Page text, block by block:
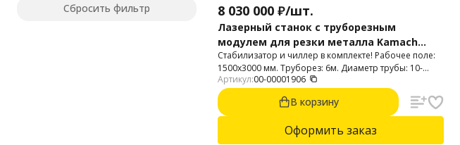
8 030 000 ₽/шт.
Лазерный станок с труборезным
модулем для резки металла Kamach
APPA T6 1530/1024 (6000 Вт)
Стабилизатор и чиллер в комплекте! Рабочее поле:
1500х3000 мм. Труборез: 6м. Диаметр трубы: 10-
240мм. Источник: Raycus, 6 кВт. Автофокус.
Артикул:00-00001906
В корзину
Оформить заказ
Сбросить фильтр